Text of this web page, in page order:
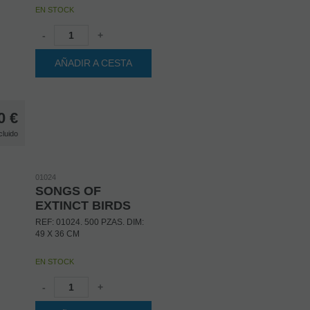
€
EN STOCK
- +
AÑADIR A CESTA
01024
SONGS OF
EXTINCT BIRDS
REF: 01024. 500 PZAS. DIM:
49 X 36 CM
EN STOCK
- +